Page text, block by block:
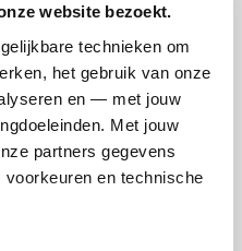
website bezoekt.
technieken om
het gebruik van onze
en — met jouw
Met jouw
partners gegevens
en technische